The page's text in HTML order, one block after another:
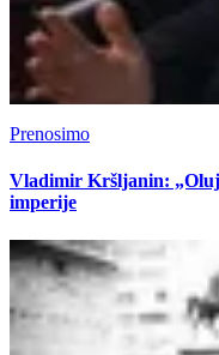
Prenosimo
Vladimir Kršljanin:
imperije